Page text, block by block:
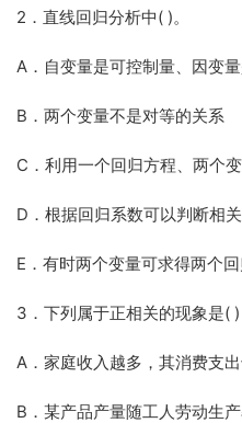
2．直线回归分析中( )。
A．自变量是可控制量、因变
B．两个变量不是对等的关系
C．利用一个回归方程、两个
D．根据回归系数可以判断相
E．有时两个变量可求得两个
3．下列属于正相关的现象是( )
A．家庭收入越多，其消费支
B．某产品产量随工人劳动生